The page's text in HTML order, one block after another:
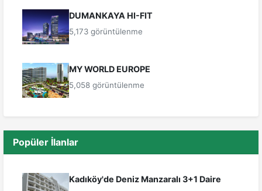
DUMANKAYA HI-FIT
5,173 görüntülenme
MY WORLD EUROPE
5,058 görüntülenme
Popüler İlanlar
Kadıköy'de Deniz Manzaralı 3+1 Daire